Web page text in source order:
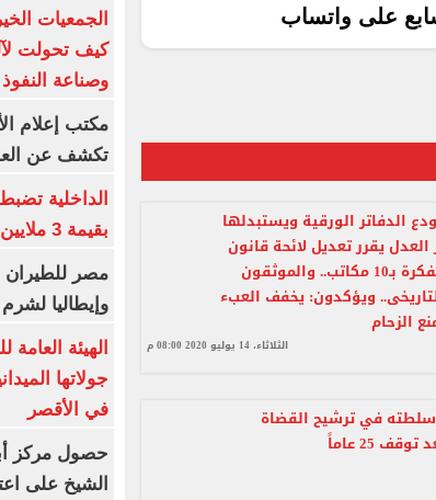
على واتساب
الدفاتر الورقية ويستبدلها
العدل يقرر تعديل لائحة قانون
التوثيق ويعمم الفكرة بـ10 مكاتب.. والموثقون
ويؤكدون: يخفف العبء
الزحام
الثلاثاء، 14 يوليو 2020 08:00 م
سلطته في ترشيح القضاة
25 عاماً
الجمعيات
كيف تحولت
وصناعة
مكتب إعلام
تكشف عن
بقيمة 3 ملايين
مصر للطيران
وإيطاليا
الهيئة
جولاتها
في الأقصر
حصول مركز
الشيخ على